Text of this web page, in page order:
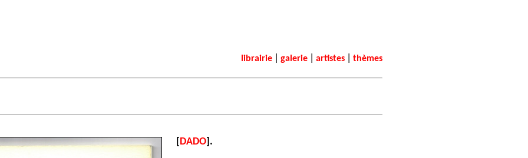
librairie galerie artistes thèmes
[DADO].